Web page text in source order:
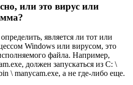
или это вирус или
является ли тот или
Windows или вирусом, это
файла. Например,
должен запускаться из C: \
\ manycam.exe, а не где-либо еще.